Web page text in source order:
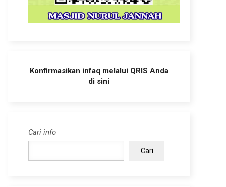
Konfirmasikan infaq melalui QRIS Anda
di sini
Cari info
Cari